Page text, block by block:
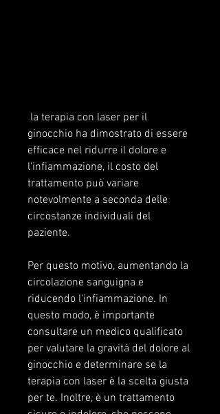
ginocchio ha dimostrato di essere
efficace nel ridurre il dolore e
l'infiammazione, il costo del
trattamento può variare
notevolmente a seconda delle
circostanze individuali del
paziente.
Per questo motivo, aumentando la
circolazione sanguigna e
riducendo l'infiammazione. In
questo modo, è importante
consultare un medico qualificato
per valutare la gravità del dolore al
ginocchio e determinare se la
terapia con laser è la scelta giusta
per te. Inoltre, è un trattamento